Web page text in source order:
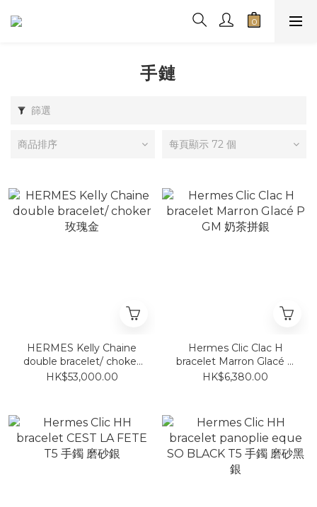
手鏈
篩選
商品排序 每頁顯示 72 個
HERMES Kelly Chaine
double bracelet/ choker
玫瑰金
HK$53,000.00
Hermes Clic Clac H
bracelet Marron Glacé P
GM 奶茶拼銀
HK$6,380.00